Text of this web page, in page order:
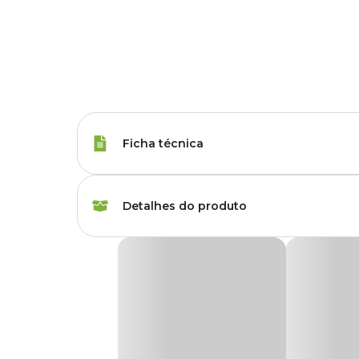
Ficha técnica
Corante Sem Corante
Detalhes do produto